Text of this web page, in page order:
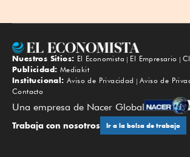
Nuestros Sitios: El Economista El Empresario
Publicidad: Mediakit
Institucional: Aviso de Privacidad
Aviso de
Contacto
Una empresa de Nacer Global
Trabaja con nosotros Ir a la bolsa de trabajo